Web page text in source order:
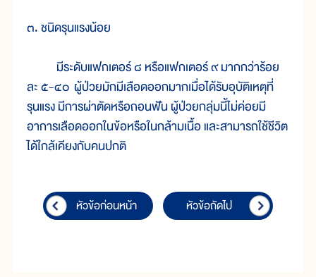
๓. ชนิดรุนแรงน้อย
มีระดับแฟกเตอร์ ๘ หรือแฟกเตอร์ ๙ มากกว่าร้อย
ละ ๕-๔๐ ผู้ป่วยมักมีเลือดออกมากเมื่อได้รับอุบัติเหตุที่
รุนแรง มีการผ่าตัดหรือถอนฟัน ผู้ป่วยกลุ่มนี้ไม่ค่อยมี
อาการเลือดออกในข้อหรือในกล้ามเนื้อ และสามารถใช้ชีวิต
ได้ใกล้เคียงกับคนปกติ
หัวข้อก่อนหน้า หัวข้อถัดไป